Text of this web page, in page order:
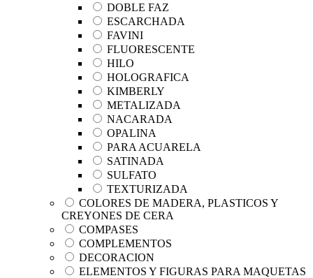
DOBLE FAZ
ESCARCHADA
FAVINI
FLUORESCENTE
HILO
HOLOGRAFICA
KIMBERLY
METALIZADA
NACARADA
OPALINA
PARA ACUARELA
SATINADA
SULFATO
TEXTURIZADA
COLORES DE MADERA, PLASTICOS Y
CREYONES DE CERA
COMPASES
COMPLEMENTOS
DECORACION
ELEMENTOS Y FIGURAS PARA MAQUETAS